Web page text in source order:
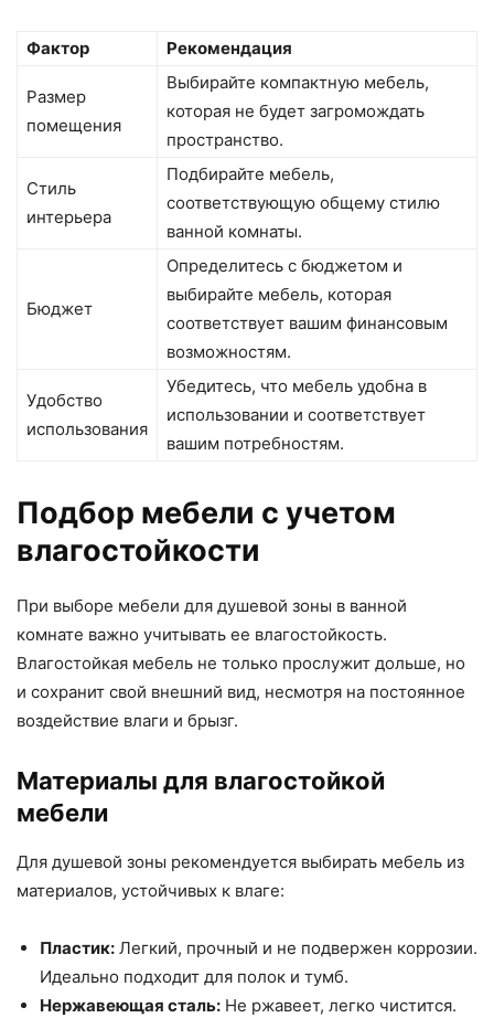
Фактор Рекомендация
Размер
помещения
Выбирайте компактную мебель,
которая не будет загромождать
пространство.
Стиль
интерьера
Подбирайте мебель,
соответствующую общему стилю
ванной комнаты.
Бюджет
Определитесь с бюджетом и
выбирайте мебель, которая
соответствует вашим финансовым
возможностям.
Удобство
использования
Убедитесь, что мебель удобна в
использовании и соответствует
вашим потребностям.
Подбор мебели с учетом
влагостойкости
При выборе мебели для душевой зоны в ванной
комнате важно учитывать ее влагостойкость.
Влагостойкая мебель не только прослужит дольше, но
и сохранит свой внешний вид, несмотря на постоянное
воздействие влаги и брызг.
Материалы для влагостойкой
мебели
Для душевой зоны рекомендуется выбирать мебель из
материалов, устойчивых к влаге:
Пластик: Легкий, прочный и не подвержен коррозии.
Идеально подходит для полок и тумб.
Нержавеющая сталь: Не ржавеет, легко чистится.